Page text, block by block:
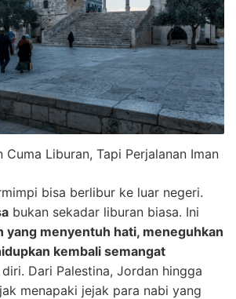
Cuma Liburan, Tapi Perjalanan Iman
bisa berlibur ke luar negeri.
bukan sekadar liburan biasa. Ini
yang menyentuh hati, meneguhkan
kembali semangat
Dari Palestina, Jordan hingga
menapaki jejak para nabi yang